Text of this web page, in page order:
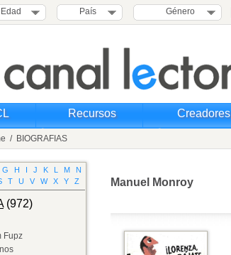
Edad País Género
Recursos Creadores
/ BIOGRAFIAS
G H I J K L M
N
T U V W X Y Z
(972)
Fupz
Manuel Monroy